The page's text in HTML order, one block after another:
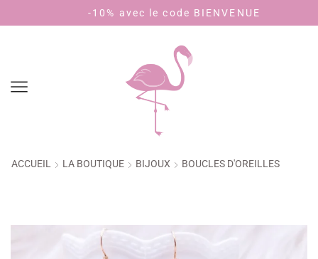
-10% avec le code BIENVENUE
ACCUEIL LA BOUTIQUE BIJOUX BOUCLES D'OREILLES